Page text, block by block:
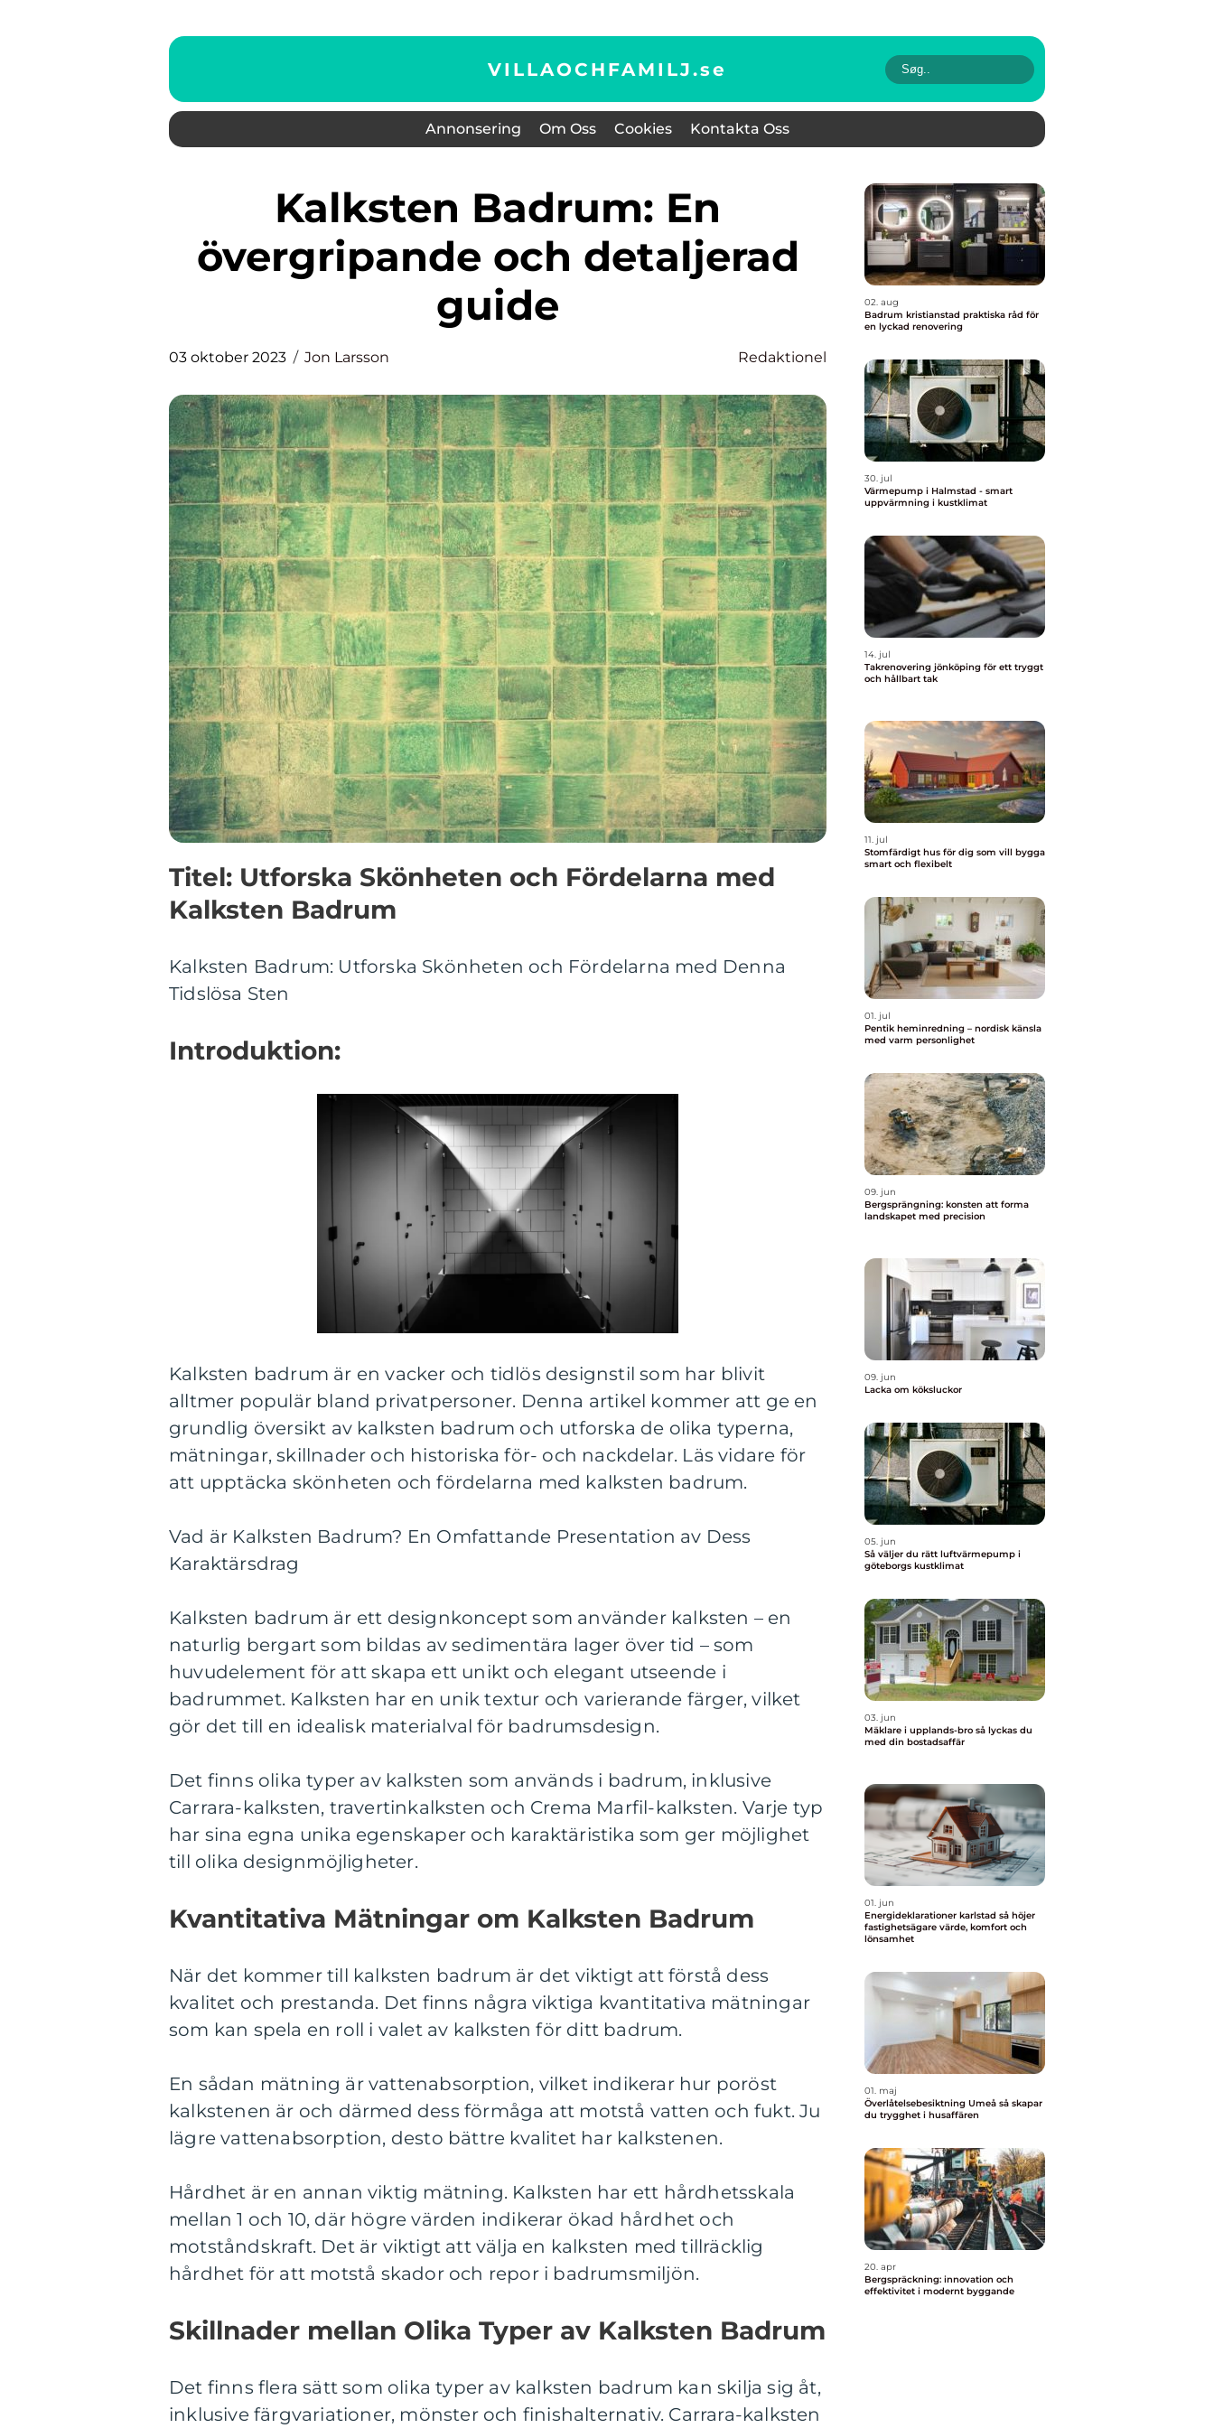
VILLAOCHFAMILJ.se
Annonsering Om Oss Cookies Kontakta Oss
Kalksten Badrum: En
övergripande och detaljerad
guide
03 oktober 2023 Jon Larsson Redaktionel
Titel: Utforska Skönheten och Fördelarna med
Kalksten Badrum
Kalksten Badrum: Utforska Skönheten och Fördelarna med Denna
Tidslösa Sten
Introduktion:
Kalksten badrum är en vacker och tidlös designstil som har blivit
alltmer populär bland privatpersoner. Denna artikel kommer att ge en
grundlig översikt av kalksten badrum och utforska de olika typerna,
mätningar, skillnader och historiska för- och nackdelar. Läs vidare för
att upptäcka skönheten och fördelarna med kalksten badrum.
Vad är Kalksten Badrum? En Omfattande Presentation av Dess
Karaktärsdrag
Kalksten badrum är ett designkoncept som använder kalksten – en
naturlig bergart som bildas av sedimentära lager över tid – som
huvudelement för att skapa ett unikt och elegant utseende i
badrummet. Kalksten har en unik textur och varierande färger, vilket
gör det till en idealisk materialval för badrumsdesign.
Det finns olika typer av kalksten som används i badrum, inklusive
Carrara-kalksten, travertinkalksten och Crema Marfil-kalksten. Varje typ
har sina egna unika egenskaper och karaktäristika som ger möjlighet
till olika designmöjligheter.
Kvantitativa Mätningar om Kalksten Badrum
När det kommer till kalksten badrum är det viktigt att förstå dess
kvalitet och prestanda. Det finns några viktiga kvantitativa mätningar
som kan spela en roll i valet av kalksten för ditt badrum.
En sådan mätning är vattenabsorption, vilket indikerar hur poröst
kalkstenen är och därmed dess förmåga att motstå vatten och fukt. Ju
lägre vattenabsorption, desto bättre kvalitet har kalkstenen.
Hårdhet är en annan viktig mätning. Kalksten har ett hårdhetsskala
mellan 1 och 10, där högre värden indikerar ökad hårdhet och
motståndskraft. Det är viktigt att välja en kalksten med tillräcklig
hårdhet för att motstå skador och repor i badrumsmiljön.
Skillnader mellan Olika Typer av Kalksten Badrum
Det finns flera sätt som olika typer av kalksten badrum kan skilja sig åt,
inklusive färgvariationer, mönster och finishalternativ. Carrara-kalksten
02. aug
Badrum kristianstad praktiska råd för
en lyckad renovering
30. jul
Värmepump i Halmstad - smart
uppvärmning i kustklimat
14. jul
Takrenovering jönköping för ett tryggt
och hållbart tak
11. jul
Stomfärdigt hus för dig som vill bygga
smart och flexibelt
01. jul
Pentik heminredning – nordisk känsla
med varm personlighet
09. jun
Bergsprängning: konsten att forma
landskapet med precision
09. jun
Lacka om köksluckor
05. jun
Så väljer du rätt luftvärmepump i
göteborgs kustklimat
03. jun
Mäklare i upplands-bro så lyckas du
med din bostadsaffär
01. jun
Energideklarationer karlstad så höjer
fastighetsägare värde, komfort och
lönsamhet
01. maj
Överlåtelsebesiktning Umeå så skapar
du trygghet i husaffären
20. apr
Bergspräckning: innovation och
effektivitet i modernt byggande